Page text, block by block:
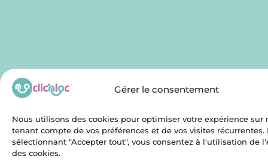
Gérer le consentement
Nous utilisons des cookies pour optimiser votre expérience sur
tenant compte de vos préférences et de vos visites récurrentes.
sélectionnant "Accepter tout", vous consentez à l'utilisation de
des cookies.